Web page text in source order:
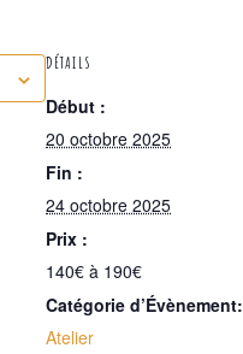
DÉTAILS
Début :
20 octobre 2025
Fin :
24 octobre 2025
Prix :
140€ à 190€
Catégorie d’Évènement:
Atelier